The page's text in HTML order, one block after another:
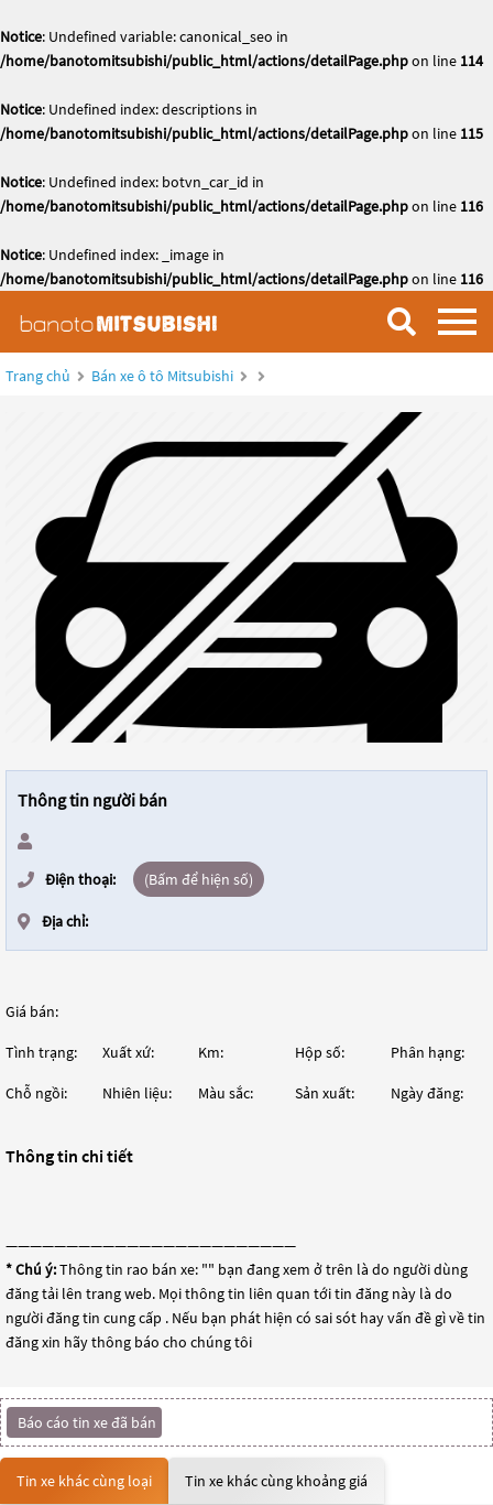
Notice: Undefined variable: canonical_seo in
/home/banotomitsubishi/public_html/actions/detailPage.phpon line 114
Notice: Undefined index: descriptions in
/home/banotomitsubishi/public_html/actions/detailPage.phpon line 115
Notice: Undefined index: botvn_car_id in
/home/banotomitsubishi/public_html/actions/detailPage.phpon line 116
Notice: Undefined index: _image in
/home/banotomitsubishi/public_html/actions/detailPage.phpon line 116
Trang chủ Bán xe ô tô Mitsubishi
Thông tin người bán
Điện thoại: (Bấm để hiện số)
Địa chỉ:
Giá bán:
Tình trạng: Xuất xứ: Km: Hộp số: Phân hạng:
Chỗ ngồi: Nhiên liệu: Màu sắc: Sản xuất: Ngày đăng:
Thông tin chi tiết
————————————————————————
* Chú ý:Thông tin rao bán xe: "" bạn đang xem ở trên là do người dùng
đăng tải lên trang web. Mọi thông tin liên quan tới tin đăng này là do
người đăng tin cung cấp . Nếu bạn phát hiện có sai sót hay vấn đề gì về tin
đăng xin hãy thông báo cho chúng tôi
Báo cáo tin xe đã bán
Tin xe khác cùng loại Tin xe khác cùng khoảng giá